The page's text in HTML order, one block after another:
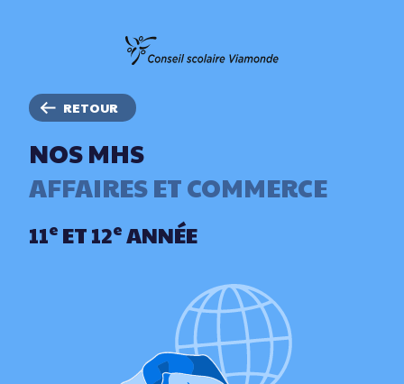
RETOUR
NOS MHS
AFFAIRES ET COMMERCE
11e ET 12e ANNÉE